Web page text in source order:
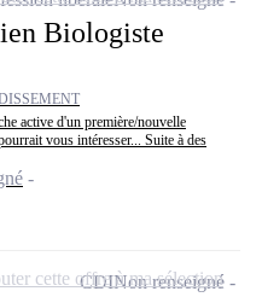
Biologiste
active d'un première/nouvelle
vous intéresser... Suite à des
CDINon renseigné
cette offre à ma sélection